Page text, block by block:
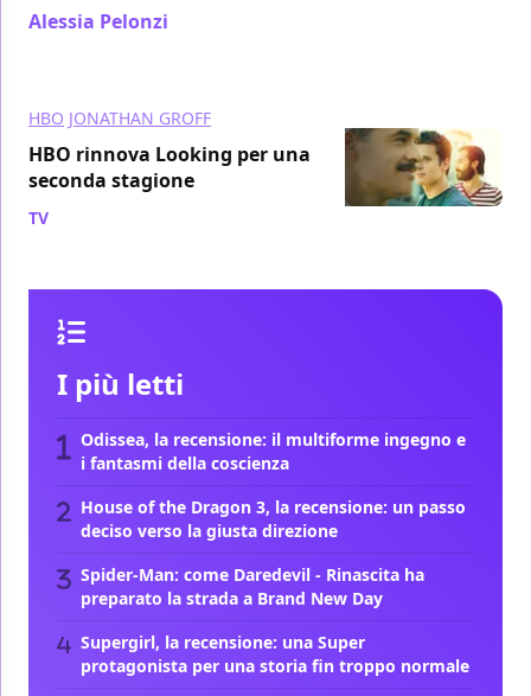
Alessia Pelonzi
HBO JONATHAN GROFF
HBO rinnova Looking per una
seconda stagione
TV
I più letti
Odissea, la recensione: il multiforme ingegno e
i fantasmi della coscienza
House of the Dragon 3, la recensione: un passo
deciso verso la giusta direzione
Spider-Man: come Daredevil - Rinascita ha
preparato la strada a Brand New Day
Supergirl, la recensione: una Super
protagonista per una storia fin troppo normale